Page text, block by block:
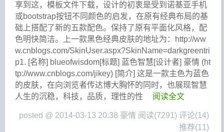
享到这，模板文件下载，设计的初衷是受到诺基亚手机
或bootstrap按钮不同颜色的启发，在原有经典布局的基
础上搭配了新的五款配色。保持了原有平面化风格，配
色明快简洁。上一款黑色经典皮肤的地址为：http://ww
w.cnblogs.com/SkinUser.aspx?SkinName=darkgreentri
p1. [名称] blueofwisdom[标题] 蓝色智慧[设计者] 豪情 (ht
tp://www.cnblogs.com/jikey) [简介] 这是一款主色为蓝色
的皮肤，在向浏览者传达博大胸怀的同时，也展现智慧
人生的沉稳，科技，品质，理性的性
阅读全文
posted @ 2014-03-13 20:38 豪情 阅读(7291) 评论(14)
推荐(11)